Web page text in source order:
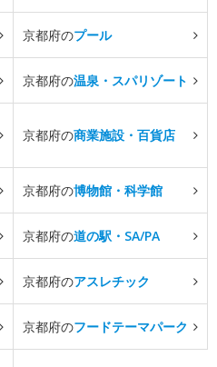
京都府のプール
京都府の温泉・スパリゾート
京都府の商業施設・百貨店
京都府の博物館・科学館
京都府の道の駅・SA/PA
京都府のアスレチック
京都府のフードテーマパーク